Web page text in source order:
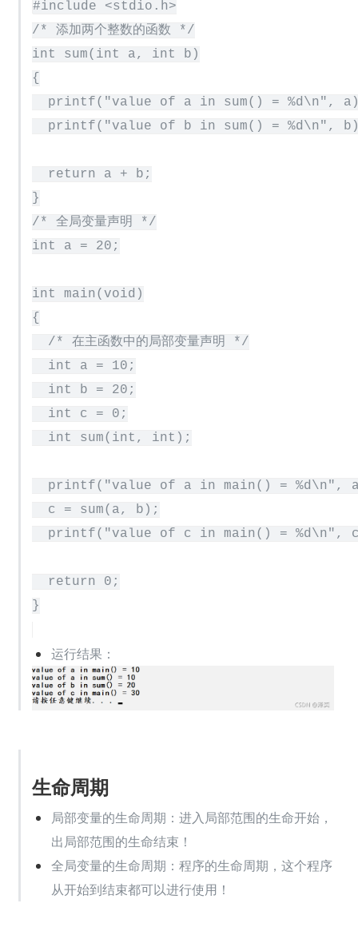
#include <stdio.h>
/* 添加两个整数的函数 */
int sum(int a, int b)
{
printf("value of a in sum() = %d\n",
printf("value of b in sum() = %d\n",
  return a + b;
}
/* 全局变量声明 */
int a = 20;
int main(void)
{
  /* 在主函数中的局部变量声明 */
  int a = 10;
  int b = 20;
  int c = 0;
  int sum(int, int);
printf("value of a in main() = %d\n",
  c = sum(a, b);
printf("value of c in main() = %d\n",
  return 0;
运行结果：
生命周期
局部变量的生命周期：进入局部范围的生命开始，
出局部范围的生命结束！
全局变量的生命周期：程序的生命周期，这个程序
从开始到结束都可以进行使用！